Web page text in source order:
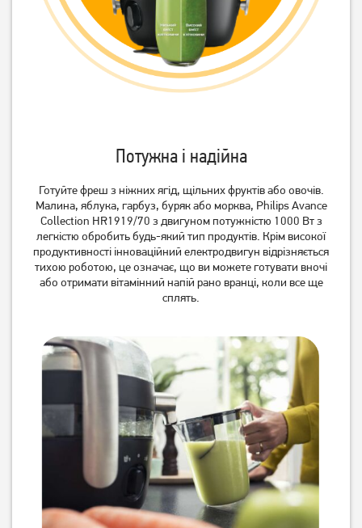
Соковижималка
(соковичавниця) шнекова
Edler EDJU-0055
Соковитискач Tefal Nutri
XXL ZE660D10
8 179грн
6 539грн
Соковижималка Gorenje
JC805EII
Соковитискач відцентровий
Роднічок СВПП-301 М
Потужна і надійна
Готуйте фреш з ніжних ягід, щільних фруктів або овочів.
Малина, яблука, гарбуз, буряк або морква, Philips Avance
Collection HR1919/70 з двигуном потужністю 1000 Вт з
легкістю обробить будь-який тип продуктів. Крім високої
продуктивності інноваційний електродвигун відрізняється
тихою роботою, це означає, що ви можете готувати вночі
або отримати вітамінний напій рано вранці, коли все ще
сплять.